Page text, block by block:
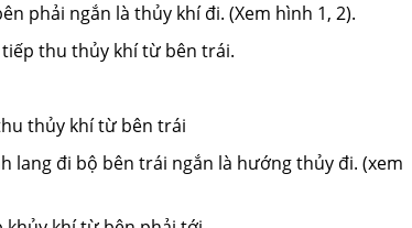
phải ngắn là thủy khí đi. (Xem hình 1, 2).
thu thủy khí từ bên trái.
thủy khí từ bên trái
đi bộ bên trái ngắn là hướng thủy đi. (xem